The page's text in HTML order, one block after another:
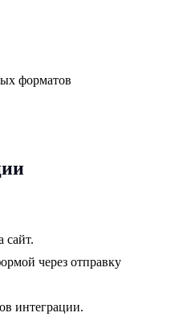
форматов
сайт.
через отправку
интеграции.